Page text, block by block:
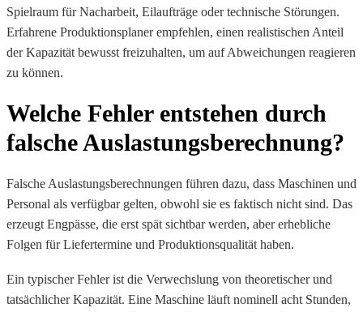
Spielraum für Nacharbeit, Eilaufträge oder technische Störungen.
Erfahrene Produktionsplaner empfehlen, einen realistischen Anteil
der Kapazität bewusst freizuhalten, um auf Abweichungen reagieren
zu können.
Welche Fehler entstehen durch
falsche Auslastungsberechnung?
Falsche Auslastungsberechnungen führen dazu, dass Maschinen und
Personal als verfügbar gelten, obwohl sie es faktisch nicht sind. Das
erzeugt Engpässe, die erst spät sichtbar werden, aber erhebliche
Folgen für Liefertermine und Produktionsqualität haben.
Ein typischer Fehler ist die Verwechslung von theoretischer und
tatsächlicher Kapazität. Eine Maschine läuft nominell acht Stunden,